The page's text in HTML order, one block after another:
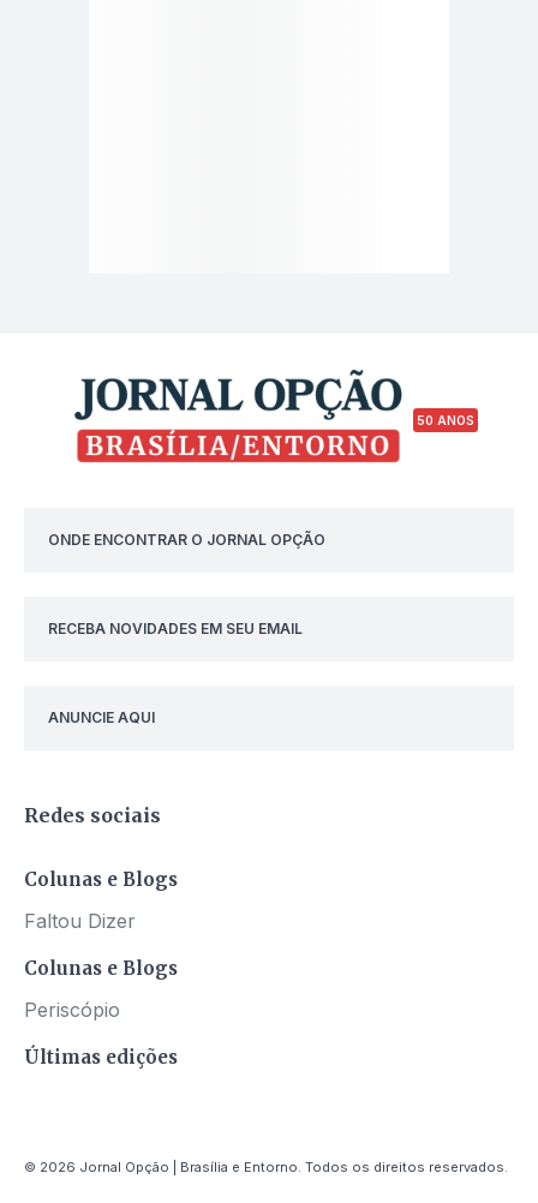
50 ANOS
ONDE ENCONTRAR O JORNAL OPÇÃO
RECEBA NOVIDADES EM SEU EMAIL
ANUNCIE AQUI
Redes sociais
Colunas e Blogs
Faltou Dizer
Colunas e Blogs
Periscópio
Últimas edições
© 2026 Jornal Opção | Brasília e Entorno. Todos os direitos reservados.